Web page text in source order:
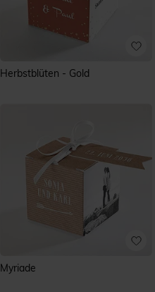
Herbstblüten - Gold
Myriade